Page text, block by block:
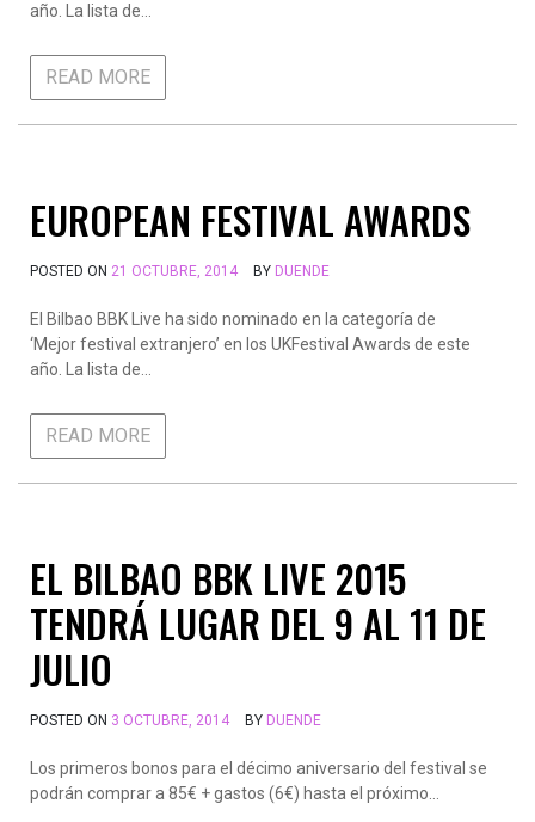
año. La lista de…
READ MORE
EUROPEAN FESTIVAL AWARDS
POSTED ON 21 OCTUBRE, 2014 BY DUENDE
El Bilbao BBK Live ha sido nominado en la categoría de
‘Mejor festival extranjero’ en los UKFestival Awards de este
año. La lista de…
READ MORE
EL BILBAO BBK LIVE 2015
TENDRÁ LUGAR DEL 9 AL 11 DE
JULIO
POSTED ON 3 OCTUBRE, 2014 BY DUENDE
Los primeros bonos para el décimo aniversario del festival se
podrán comprar a 85€ + gastos (6€) hasta el próximo…